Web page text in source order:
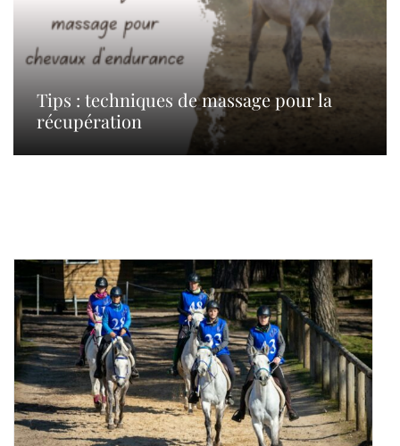
Tips : techniques de massage pour la
récupération